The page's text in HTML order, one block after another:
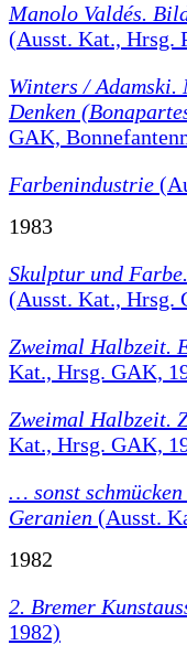
Manolo Valdés.
(Ausst. Kat., Hrsg.
Winters / Adamski.
Denken
GAK,
Farbenindustrie
1983
Skulptur und
(Ausst. Kat., Hrsg.
Zweimal Halbzeit.
Kat., Hrsg. GAK,
Zweimal Halbzeit.
Kat., Hrsg. GAK,
… sonst
Geranien (Ausst.
1982
2. Bremer
1982)